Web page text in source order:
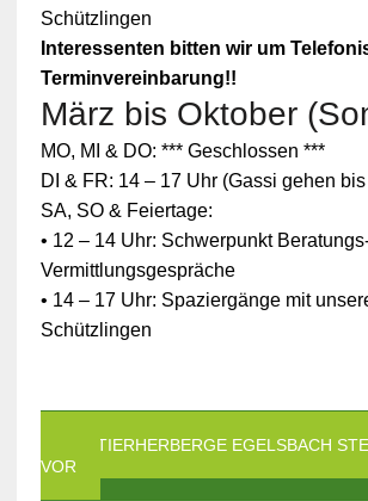
Schützlingen
Interessenten bitten wir um
Terminvereinbarung!!
März bis Oktober
MO, MI & DO: *** Geschlossen ***
DI & FR: 14 – 17 Uhr (Gassi gehen
SA, SO & Feiertage:
• 12 – 14 Uhr: Schwerpunkt
Vermittlungsgespräche
• 14 – 17 Uhr: Spaziergänge mit
Schützlingen
DIE TIERHERBERGE EGELSBACH
VOR